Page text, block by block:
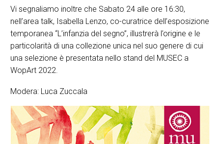
Vi segnaliamo inoltre che Sabato 24 alle ore 16:30,
nell’area talk, Isabella Lenzo, co-curatrice dell’esposizione
temporanea “L’infanzia del segno”, illustrerà l’origine e le
particolarità di una collezione unica nel suo genere di cui
una selezione è presentata nello stand del MUSEC a
WopArt 2022.
Modera: Luca Zuccala